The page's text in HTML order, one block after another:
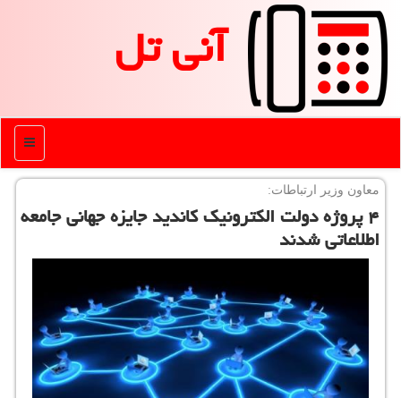
آنی تل
منو
معاون وزیر ارتباطات:
۴ پروژه دولت الكترونیك كاندید جایزه جهانی جامعه
اطلاعاتی شدند